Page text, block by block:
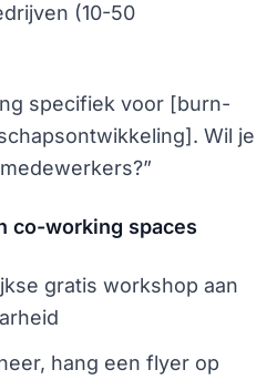
(10-50
specifiek voor [burn-
Wil je
co-working spaces
gratis workshop aan
hang een flyer op